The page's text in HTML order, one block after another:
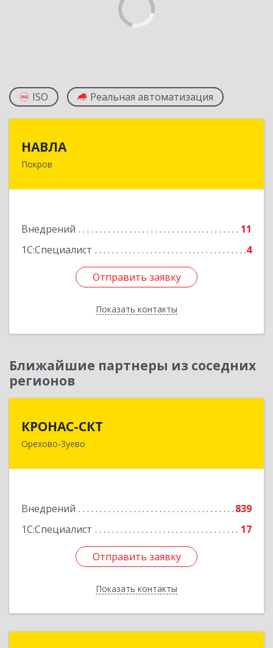
ISO Реальная автоматизация
НАВЛА
Покров
Внедрений
11
1С:Специалист
4
Отправить заявку
Показать контакты
601120, Владимирская обл, Петушинский р-н,
Отправить заявку
Назад
Ближайшие партнеры из соседних
регионов
КРОНАС-СКТ
Орехово-Зуево
Внедрений
839
1С:Специалист
17
Отправить заявку
Показать контакты
142600, Московская обл, Орехово-Зуево г,
Отправить заявку
Назад